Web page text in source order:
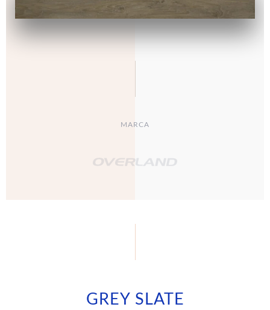
MARCA
GREY SLATE